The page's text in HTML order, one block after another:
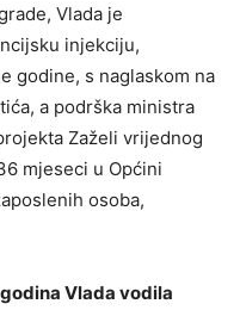
Vlada je
injekciju,
godine, s naglaskom na
a podrška ministra
Zaželi vrijednog
mjeseci u Općini
osoba,
Vlada vodila